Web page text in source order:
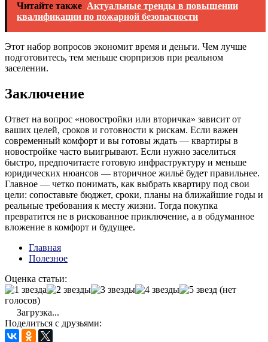
Читайте также Актуальные тренды в повышении
квалификации по пожарной безопасности
Этот набор вопросов экономит время и деньги. Чем лучше
подготовитесь, тем меньше сюрпризов при реальном
заселении.
Заключение
Ответ на вопрос «новостройки или вторичка» зависит от
ваших целей, сроков и готовности к рискам. Если важен
современный комфорт и вы готовы ждать — квартиры в
новостройке часто выигрывают. Если нужно заселиться
быстро, предпочитаете готовую инфраструктуру и меньше
юридических нюансов — вторичное жильё будет правильнее.
Главное — четко понимать, как выбрать квартиру под свои
цели: сопоставьте бюджет, сроки, планы на ближайшие годы и
реальные требования к месту жизни. Тогда покупка
превратится не в рискованное приключение, а в обдуманное
вложение в комфорт и будущее.
Главная
Полезное
Оценка статьи:
(нет
голосов)
Загрузка...
Поделиться с друзьями: